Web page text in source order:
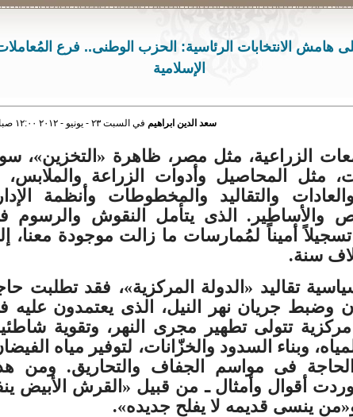
هامش الانتخابات الرئاسية: الحزب الوطنى.. فرع
الإسلامية
سعد الدين ابراهيم في السبت ٢٣ - يونيو - ٢٠١٢ ١٢:٠٠ صباحاً
الزراعية، مثل مصر، ظاهرة «التخزين»،
مثل المحاصيل وأدوات الزراعة والملابس،
والتقاليد والمخطوطات وأنظمة
والأساطير. الذى يتأمل النقوش والرسوم
تسجيلاً أميناً لمُمارسات ما زالت موجودة معنا،
سنة.
تقاليد «الدولة المركزية»، فقد تطلبت
وضبط جريان نهر النيل، الذى يعتمدون عليه
تتولى تطهير مجرى النهر، وتقوية
وبناء السدود والخزّانات، لتوفير مياه
فى مواسم الجفاف والتحاريق. ومن
وردت أقوال وأمثال ـ من قبيل «القرش الأبيض
ينسى قديمه لا يفلح جديده».